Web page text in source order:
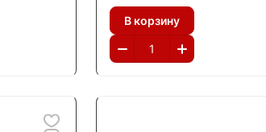
В корзину